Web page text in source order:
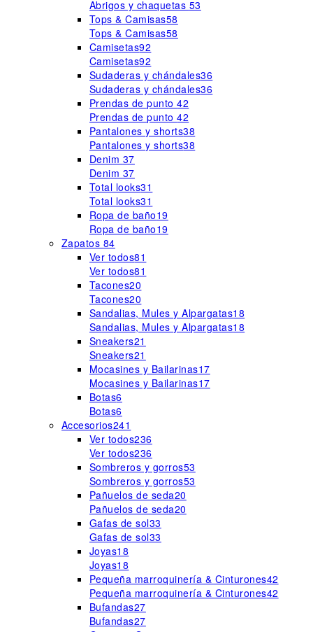
Abrigos y chaquetas 53
Tops & Camisas58
Tops & Camisas58
Camisetas92
Camisetas92
Sudaderas y chándales36
Sudaderas y chándales36
Prendas de punto42
Prendas de punto42
Pantalones y shorts38
Pantalones y shorts38
Denim 37
Denim 37
Total looks31
Total looks31
Ropa de baño19
Ropa de baño19
Zapatos 84
Ver todos81
Ver todos81
Tacones20
Tacones20
Sandalias, Mules y Alpargatas18
Sandalias, Mules y Alpargatas18
Sneakers21
Sneakers21
Mocasines y Bailarinas17
Mocasines y Bailarinas17
Botas6
Botas6
Accesorios241
Ver todos236
Ver todos236
Sombreros y gorros53
Sombreros y gorros53
Pañuelos de seda20
Pañuelos de seda20
Gafas de sol33
Gafas de sol33
Joyas18
Joyas18
Pequeña marroquinería & Cinturones42
Pequeña marroquinería & Cinturones42
Bufandas27
Bufandas27